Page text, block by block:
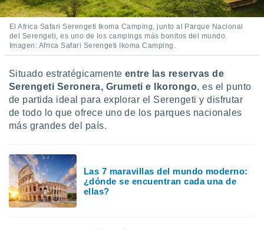
El Africa Safari Serengeti Ikoma Camping, junto al Parque Nacional
del Serengeti, es uno de los campings más bonitos del mundo.
Imagen: Africa Safari Serengeti Ikoma Camping.
Situado estratégicamente entre las reservas de
Serengeti Seronera, Grumeti e Ikorongo, es el punto
de partida ideal para explorar el Serengeti y disfrutar
de todo lo que ofrece uno de los parques nacionales
más grandes del país.
Las 7 maravillas del mundo moderno:
¿dónde se encuentran cada una de
ellas?